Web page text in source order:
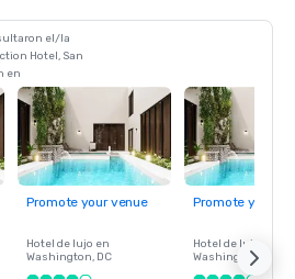
el/la
Hotel, San
en
Promote your venue
Hotel de lujo en
Washington, DC
Promote your
Hotel de lujo en
Washington